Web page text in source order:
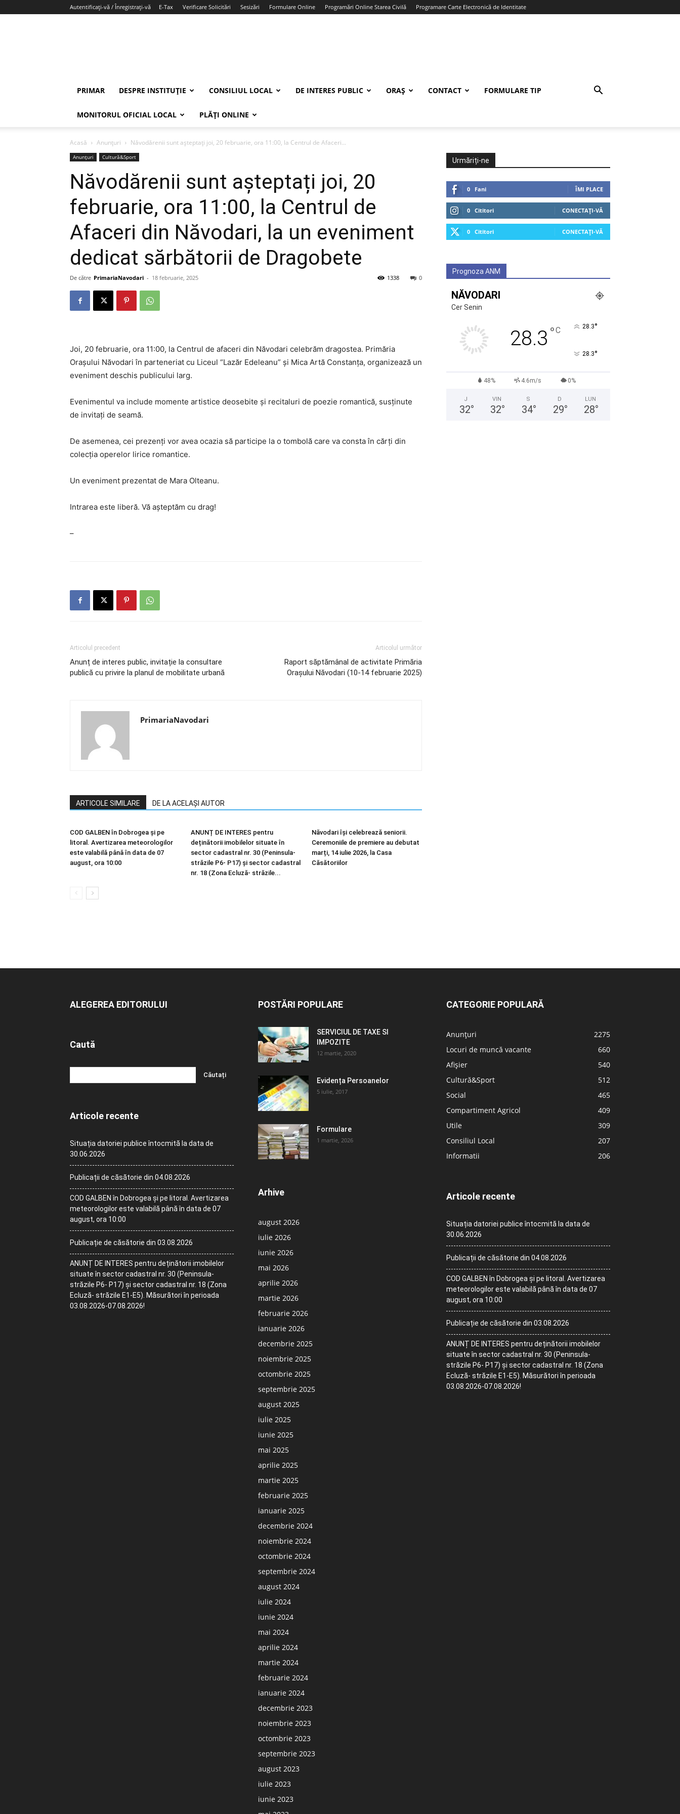
Autentificați-vă / Înregistrați-vă E-Tax Verificare Solicitări Sesizări Formulare Online Programări Online Starea Civilă Programare Carte Electronică de Identitate
PRIMAR DESPRE INSTITUȚIE CONSILIUL LOCAL DE INTERES PUBLIC ORAȘ CONTACT FORMULARE TIP
MONITORUL OFICIAL LOCAL PLĂȚI ONLINE
Acasă Anunțuri Năvodărenii sunt așteptați joi, 20 februarie, ora 11:00, la Centrul de Afaceri...
Anunțuri Cultură&Sport
Năvodărenii sunt așteptați joi, 20
februarie, ora 11:00, la Centrul de
Afaceri din Năvodari, la un eveniment
dedicat sărbătorii de Dragobete
De către PrimariaNavodari - 18 februarie, 2025 0
1338
Joi, 20 februarie, ora 11:00, la Centrul de afaceri din Năvodari celebrăm dragostea. Primăria
Orașului Năvodari în parteneriat cu Liceul “Lazăr Edeleanu” și Mica Artă Constanța, organizează un
eveniment deschis publicului larg.
Evenimentul va include momente artistice deosebite și recitaluri de poezie romantică, susținute
de invitați de seamă.
De asemenea, cei prezenți vor avea ocazia să participe la o tombolă care va consta în cărți din
colecția operelor lirice romantice.
Un eveniment prezentat de Mara Olteanu.
Intrarea este liberă. Vă așteptăm cu drag!
–
Articolul precedent
Anunț de interes public, invitație la consultare
publică cu privire la planul de mobilitate urbană
Articolul următor
Raport săptămânal de activitate Primăria
Orașului Năvodari (10-14 februarie 2025)
PrimariaNavodari
ARTICOLE SIMILARE DE LA ACELAȘI AUTOR
COD GALBEN în Dobrogea și pe
litoral. Avertizarea meteorologilor
este valabilă până în data de 07
august, ora 10:00
ANUNȚ DE INTERES pentru
deținătorii imobilelor situate în
sector cadastral nr. 30 (Peninsula-
străzile P6- P17) și sector cadastral
nr. 18 (Zona Ecluză- străzile...
Năvodari își celebrează seniorii.
Ceremoniile de premiere au debutat
marți, 14 iulie 2026, la Casa
Căsătoriilor
Urmăriți-ne
0 Fani ÎMI PLACE
0 Cititori CONECTAȚI-VĂ
0 Cititori CONECTAȚI-VĂ
Prognoza ANM
NĂVODARI
Cer Senin
28.3 °C 28.3°
28.3°
48% 4.6m/s 0%
J
32°
VIN
32°
S
34°
D
29°
LUN
28°
ALEGEREA EDITORULUI
Caută
Articole recente
Situația datoriei publice întocmită la data de
30.06.2026
Publicații de căsătorie din 04.08.2026
COD GALBEN în Dobrogea și pe litoral. Avertizarea
meteorologilor este valabilă până în data de 07
august, ora 10:00
Publicație de căsătorie din 03.08.2026
ANUNȚ DE INTERES pentru deținătorii imobilelor
situate în sector cadastral nr. 30 (Peninsula-
străzile P6- P17) și sector cadastral nr. 18 (Zona
Ecluză- străzile E1-E5). Măsurători în perioada
03.08.2026-07.08.2026!
POSTĂRI POPULARE
SERVICIUL DE TAXE SI
IMPOZITE
12 martie, 2020
Evidența Persoanelor
5 iulie, 2017
Formulare
1 martie, 2026
Arhive
august 2026
iulie 2026
iunie 2026
mai 2026
aprilie 2026
martie 2026
februarie 2026
ianuarie 2026
decembrie 2025
noiembrie 2025
octombrie 2025
septembrie 2025
august 2025
iulie 2025
iunie 2025
mai 2025
aprilie 2025
martie 2025
februarie 2025
ianuarie 2025
decembrie 2024
noiembrie 2024
octombrie 2024
septembrie 2024
august 2024
iulie 2024
iunie 2024
mai 2024
aprilie 2024
martie 2024
februarie 2024
ianuarie 2024
decembrie 2023
noiembrie 2023
octombrie 2023
septembrie 2023
august 2023
iulie 2023
iunie 2023
CATEGORIE POPULARĂ
Anunțuri
2275
Locuri de muncă vacante
660
Afișier
540
Cultură&Sport
512
Social
465
Compartiment Agricol
409
Utile
309
Consiliul Local
207
Informatii
206
Articole recente
Situația datoriei publice întocmită la data de
30.06.2026
Publicații de căsătorie din 04.08.2026
COD GALBEN în Dobrogea și pe litoral. Avertizarea
meteorologilor este valabilă până în data de 07
august, ora 10:00
Publicație de căsătorie din 03.08.2026
ANUNȚ DE INTERES pentru deținătorii imobilelor
situate în sector cadastral nr. 30 (Peninsula-
străzile P6- P17) și sector cadastral nr. 18 (Zona
Ecluză- străzile E1-E5). Măsurători în perioada
03.08.2026-07.08.2026!